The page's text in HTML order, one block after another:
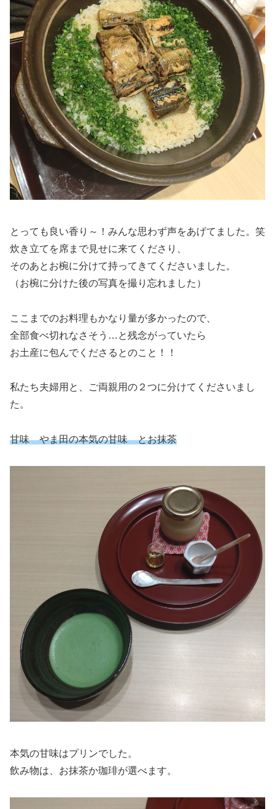
とっても良い香り～！みんな思わず声をあげてました。笑
炊き立てを席まで見せに来てくださり、
そのあとお椀に分けて持ってきてくださいました。
（お椀に分けた後の写真を撮り忘れました）
ここまでのお料理もかなり量が多かったので、
全部食べ切れなさそう…と残念がっていたら
お土産に包んでくださるとのこと！！
私たち夫婦用と、ご両親用の２つに分けてくださいまし
た。
甘味 やま田の本気の甘味 とお抹茶
本気の甘味はプリンでした。
飲み物は、お抹茶か珈琲が選べます。